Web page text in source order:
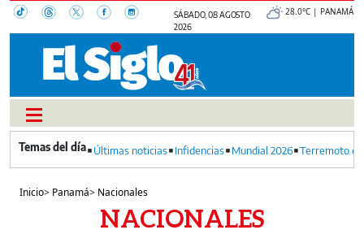
SÁBADO, 08 AGOSTO
2026
28.0°C | PANAMÁ
Últimas noticias Infidencias Mundial 2026 Terremoto
Inicio> Panamá> Nacionales
NACIONALES